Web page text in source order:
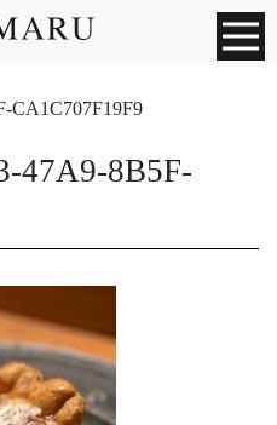
CA1C707F19F9
47A9-8B5F-